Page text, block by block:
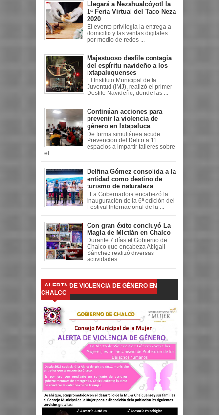
Llegará a Nezahualcóyotl la
1ª Feria Virtual del Taco Neza
2020
El evento privilegia la entrega a
domicilio y las ventas digitales
por medio de redes ...
Majestuoso desfile contagia
del espíritu navideño a los
ixtapaluquenses
El Instituto Municipal de la
Juventud (IMJ), realizó el primer
Desfile Navideño, donde las ...
Continúan acciones para
prevenir la violencia de
género en Ixtapaluca
De forma simultánea acude
Prevención del Delito a 11
espacios a impartir talleres sobre
el ...
Delfina Gómez consolida a la
entidad como destino de
turismo de naturaleza
La Gobernadora encabezó la
inauguración de la 6ª edición del
Festival Internacional de la ...
Con gran éxito concluyó La
Magia de Mictlán en Chalco
Durante 7 días el Gobierno de
Chalco que encabeza Abigail
Sánchez realizó diversas
actividades ...
ALERTA DE VIOLENCIA DE GÉNERO EN
CHALCO